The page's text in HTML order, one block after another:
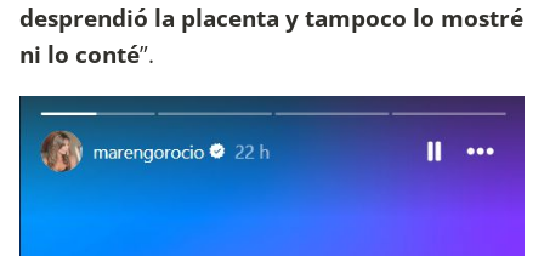
desprendió la placenta y tampoco lo mostré
ni lo conté”.